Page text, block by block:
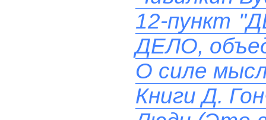
12-пункт
ДЕЛО,
О силе
Книги Д.